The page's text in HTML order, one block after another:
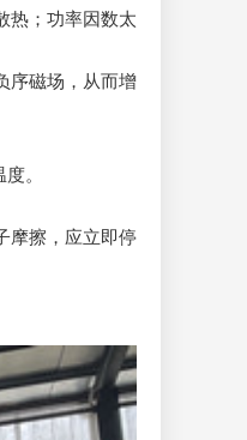
热；功率因数太
序磁场，从而增
。
摩擦，应立即停